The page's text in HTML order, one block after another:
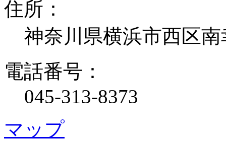
住所：
神奈川県横浜市西区
電話番号：
045-313-8373
マップ